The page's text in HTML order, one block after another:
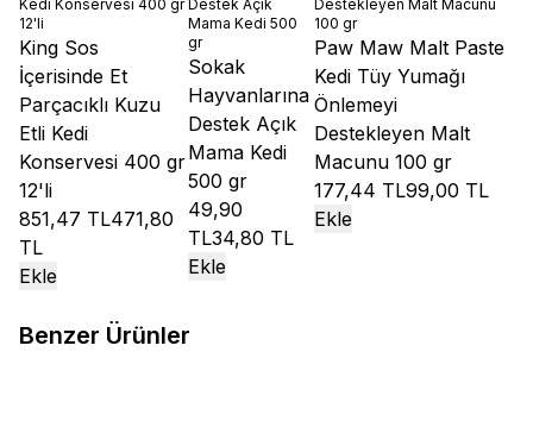
King Sos
İçerisinde Et
Parçacıklı Kuzu
Etli Kedi
Konservesi 400 gr
12'li
851,47 TL471,80
TL
Ekle
Sokak
Hayvanlarına
Destek Açık
Mama Kedi
500 gr
49,90
TL34,80 TL
Ekle
Paw Maw Malt Paste
Kedi Tüy Yumağı
Önlemeyi
Destekleyen Malt
Macunu 100 gr
177,44 TL99,00 TL
Ekle
Benzer Ürünler